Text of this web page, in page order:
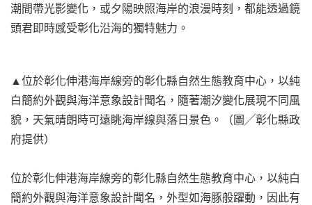
潮間帶光影變化，或夕陽映照海岸的浪漫時刻，都能透過鏡
頭君即時感受彰化沿海的獨特魅力。
▲位於彰化伸港海岸線旁的彰化縣自然生態教育中心，以純
白簡約外觀與海洋意象設計聞名，隨著潮汐變化展現不同風
貌，天氣晴朗時可遠眺海岸線與落日景色。（圖╱彰化縣政
府提供）
位於彰化伸港海岸線旁的彰化縣自然生態教育中心，以純白
簡約外觀與海洋意象設計聞名，外型如海豚般躍動，因此有